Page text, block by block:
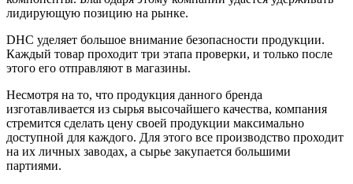
лидирующую позицию на рынке.
DHC уделяет большое внимание безопасности продукции.
Каждый товар проходит три этапа проверки, и только после
этого его отправляют в магазины.
Несмотря на то, что продукция данного бренда
изготавливается из сырья высочайшего качества, компания
стремится сделать цену своей продукции максимально
доступной для каждого. Для этого все производство проходит
на их личных заводах, а сырье закупается большими
партиями.